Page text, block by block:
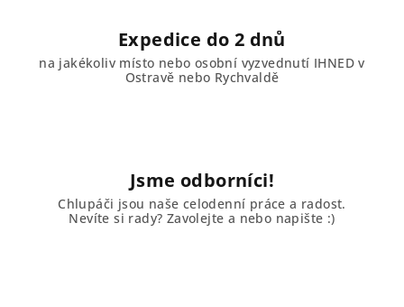
ý
p
Expedice do 2 dnů
na jakékoliv místo nebo osobní vyzvednutí IHNED v
Ostravě nebo Rychvaldě
Jsme odborníci!
Chlupáči jsou naše celodenní práce a radost.
Nevíte si rady? Zavolejte a nebo napište :)